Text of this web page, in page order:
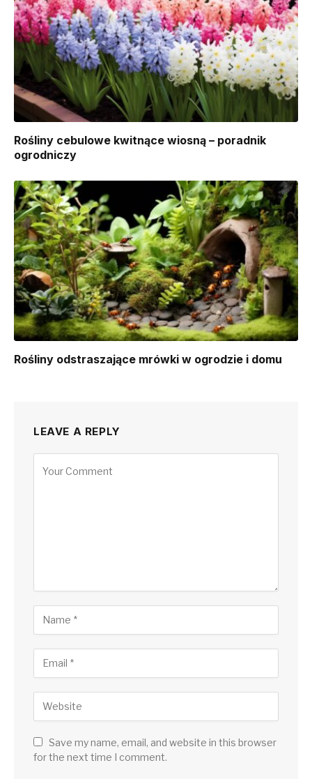
Rośliny cebulowe kwitnące wiosną – poradnik
ogrodniczy
Rośliny odstraszające mrówki w ogrodzie i domu
LEAVE A REPLY
Save my name, email, and website in this browser
for the next time I comment.